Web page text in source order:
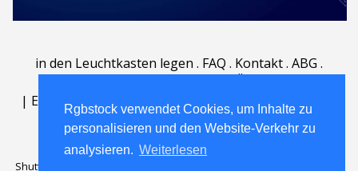
Rgbstock verwendet Cookies, um Inhalte zu
personalisieren und den Website-Verkehr zu
analysieren. Weiterlesen
Rgbstock verwendet Cookies, um Inhalte zu
personalisieren und den Website-Verkehr zu
analysieren. Weiterlesen
in den Leuchtkasten legen . FAQ . Kontakt. ABG .
| English | Deutsch Español | Polski | Português
Nederlands|
Shutterstock official partner of Rgbstock